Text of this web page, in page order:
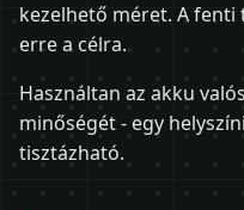
kezelhető méret. A
erre a célra.
Használtan az akku
minőségét - egy
tisztázható.